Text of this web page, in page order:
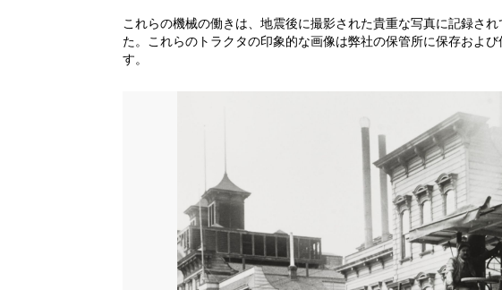
これらの機械の働きは、地震後に撮影された貴重な写真に記録さ
た。これらのトラクタの印象的な画像は弊社の保管所に保存およ
す。